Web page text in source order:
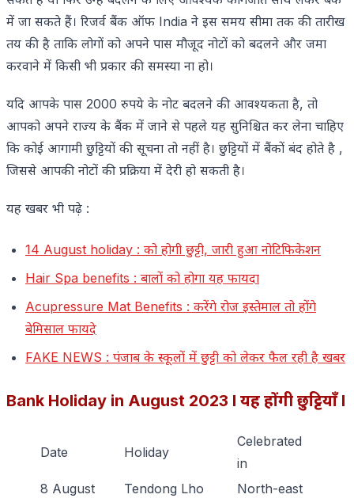
में जा सकते हैं। रिजर्व बैंक ऑफ India ने इस समय सीमा तक की तारीख
तय की है ताकि लोगों को अपने पास मौजूद नोटों को बदलने और जमा
करवाने में किसी भी प्रकार की समस्या ना हो।
यदि आपके पास 2000 रुपये के नोट बदलने की आवश्यकता है, तो
आपको अपने राज्य के बैंक में जाने से पहले यह सुनिश्चित कर लेना चाहिए
कि कोई आगामी छुट्टियों की सूचना तो नहीं है। छुट्टियों में बैंकों बंद होते है ,
जिससे आपकी नोटों की प्रक्रिया में देरी हो सकती है।
यह खबर भी पढ़े :
14 August holiday : को होगी छुट्टी, जारी हुआ नोटिफिकेशन
Hair Spa benefits : बालों को होगा यह फायदा
Acupressure Mat Benefits : करेंगे रोज इस्तेमाल तो होंगे
बेमिसाल फायदे
FAKE NEWS : पंजाब के स्कूलों में छुट्टी को लेकर फैल रही है खबर
Bank Holiday in August 2023 l यह होंगी छुट्टियाँ l
Date Holiday
Celebrated
in
8 August
Tendong Lho
North-east